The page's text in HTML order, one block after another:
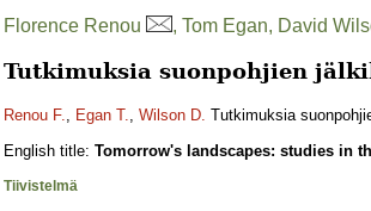
Florence Renou , Tom Egan, David
Tutkimuksia suonpohjien
Renou F., Egan T., Wilson D. Tutkimuksia
English title: Tomorrow's landscapes: studies in
Tiivistelmä